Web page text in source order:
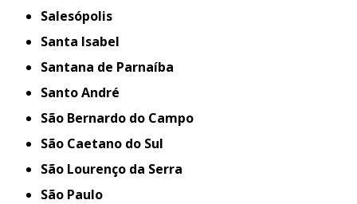
Salesópolis
Santa Isabel
Santana de Parnaíba
Santo André
São Bernardo do Campo
São Caetano do Sul
São Lourenço da Serra
São Paulo